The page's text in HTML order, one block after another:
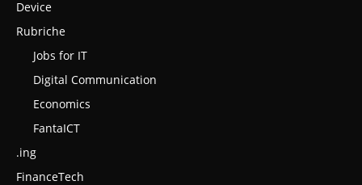
Device
Rubriche
Jobs for IT
Digital Communication
Economics
FantaICT
.ing
FinanceTech